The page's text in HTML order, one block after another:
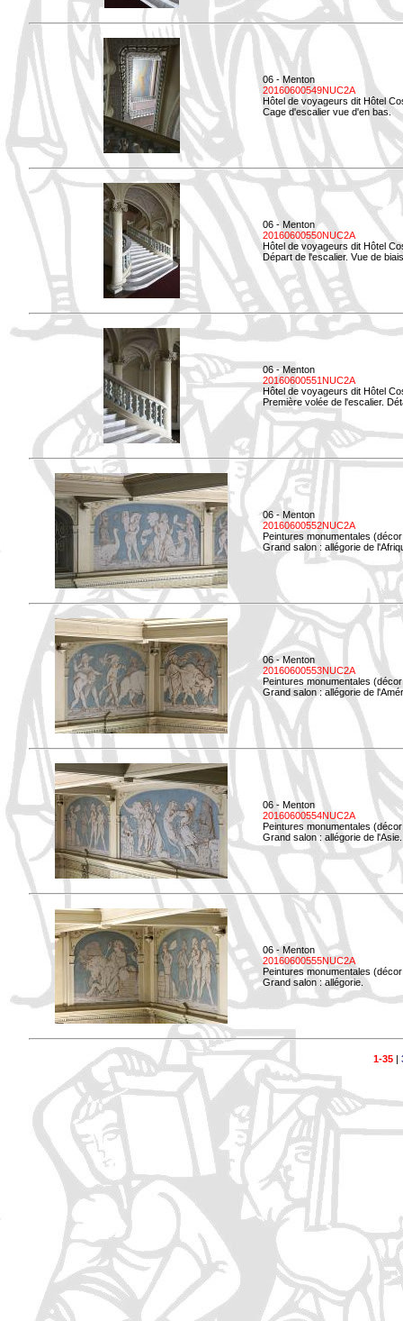
06 - Menton
20160600549NUC2A
Hôtel de voyageurs dit Hôtel
Cage d'escalier vue d'en bas.
06 - Menton
20160600550NUC2A
Hôtel de voyageurs dit Hôtel
Départ de l'escalier. Vue de
06 - Menton
20160600551NUC2A
Hôtel de voyageurs dit Hôtel
Première volée de l'escalier.
06 - Menton
20160600552NUC2A
Peintures monumentales
Grand salon : allégorie de
06 - Menton
20160600553NUC2A
Peintures monumentales
Grand salon : allégorie de
06 - Menton
20160600554NUC2A
Peintures monumentales
Grand salon : allégorie de l'Asie.
06 - Menton
20160600555NUC2A
Peintures monumentales
Grand salon : allégorie.
1-35|